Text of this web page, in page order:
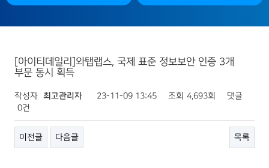
[아이티데일리]와탭랩스, 국제 표준 정보보안 인증 3개
부문 동시 획득
작성자 최고관리자 23-11-09 13:45 조회 4,693회
댓글
0건
이전글 다음글 목록